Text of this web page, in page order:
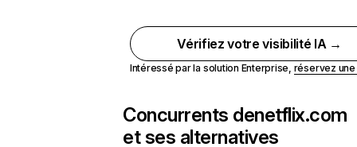
Vérifiez votre visibilité IA →
Intéressé par la solution Enterprise, réservez
Concurrents denetflix.com
et ses alternatives